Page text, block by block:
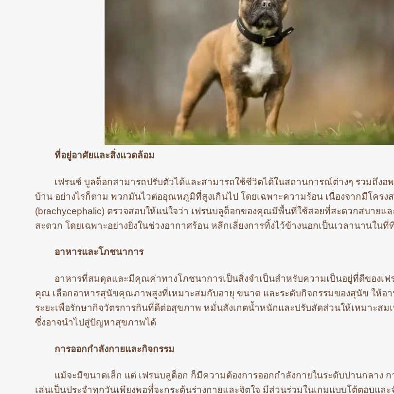
ที่อยู่อาศัยและสิ่งแวดล้อม
เฟรนช์ บูลด็อกสามารถปรับตัวได้และสามารถใช้ชีวิตได้ในสถานการณ์ต่างๆ รวมถึงอ
บ้าน อย่างไรก็ตาม พวกมันไวต่ออุณหภูมิที่สูงเกินไป โดยเฉพาะความร้อน เนื่องจากมีโครง
(brachycephalic) ตรวจสอบให้แน่ใจว่า เฟรนบลูด็อกของคุณมีพื้นที่ใช้สอยที่สะดวกสบายแ
สะดวก โดยเฉพาะอย่างยิ่งในช่วงอากาศร้อน หลีกเลี่ยงการทิ้งไว้ข้างนอกเป็นเวลานานใน
อาหารและโภชนาการ
อาหารที่สมดุลและมีคุณค่าทางโภชนาการเป็นสิ่งจำเป็นสำหรับความเป็นอยู่ที่ดีของเฟ
คุณ เลือกอาหารสุนัขคุณภาพสูงที่เหมาะสมกับอายุ ขนาด และระดับกิจกรรมของสุนัข ให้อ
ระยะเพื่อรักษากิจวัตรการกินที่ดีต่อสุขภาพ หมั่นสังเกตน้ำหนักและปรับสัดส่วนให้เหมาะสม
ซึ่งอาจนำไปสู่ปัญหาสุขภาพได้
การออกกำลังกายและกิจกรรม
แม้จะมีขนาดเล็ก แต่ เฟรนบลูด็อก ก็มีความต้องการออกกำลังกายในระดับปานกลาง ก
เล่นเป็นประจำทุกวันเพียงพอที่จะกระตุ้นร่างกายและจิตใจ มีส่วนร่วมในเกมแบบโต้ตอบและ